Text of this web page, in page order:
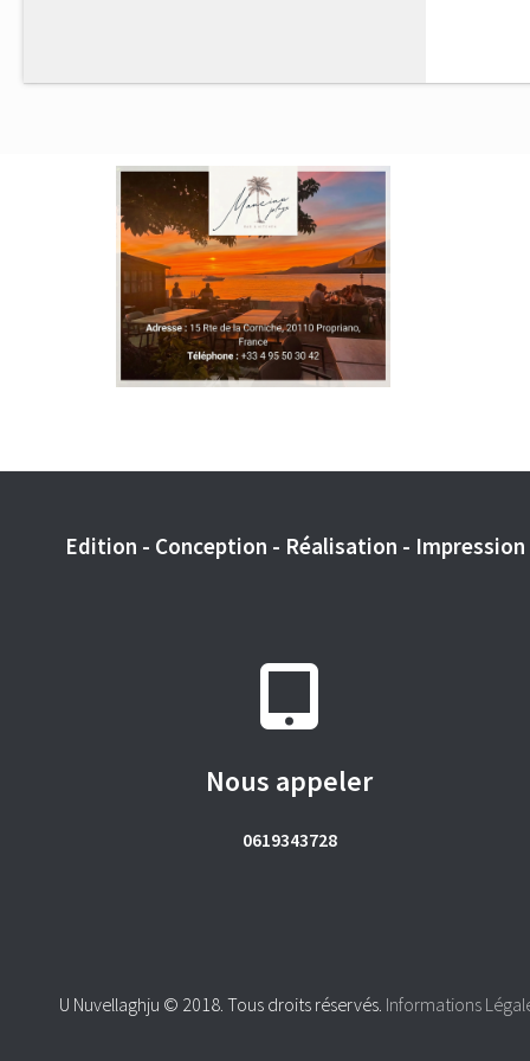
Edition - Conception - Réalisation -
Nous appeler
0619343728
U Nuvellaghju © 2018. Tous droits réservés. Informations